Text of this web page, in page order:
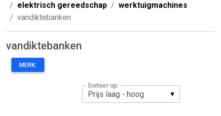
elektrisch gereedschap
werktuigmachines
vandiktebanken
vandiktebanken
MERK:
Sorteer op: